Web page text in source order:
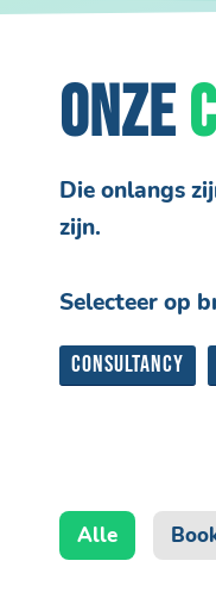
ONZE
Die onlangs
zijn.
Selecteer op
Consultancy
Alle